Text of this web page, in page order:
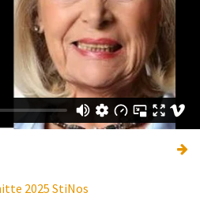
2025 StiNos